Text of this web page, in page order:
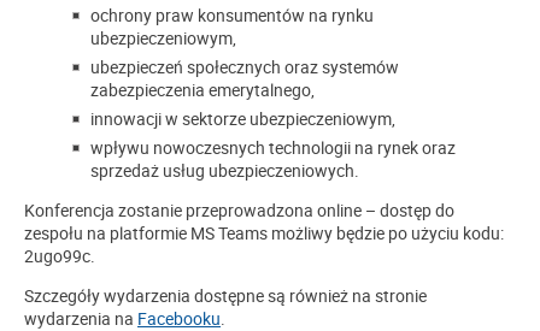
ochrony praw konsumentów na rynku
ubezpieczeniowym,
ubezpieczeń społecznych oraz systemów
zabezpieczenia emerytalnego,
innowacji w sektorze ubezpieczeniowym,
wpływu nowoczesnych technologii na rynek oraz
sprzedaż usług ubezpieczeniowych.
Konferencja zostanie przeprowadzona online – dostęp do
zespołu na platformie MS Teams możliwy będzie po użyciu kodu:
2ugo99c.
Szczegóły wydarzenia dostępne są również na stronie
wydarzenia na Facebooku